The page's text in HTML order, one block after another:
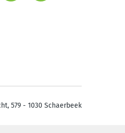
579 - 1030 Schaerbeek